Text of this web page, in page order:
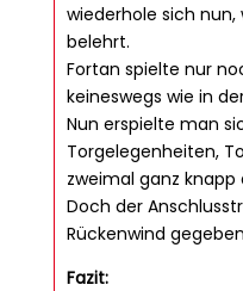
wiederhole sich nun,
belehrt.
Fortan spielte nur
keineswegs wie in
Nun erspielte man
Torgelegenheiten,
zweimal ganz knapp
Doch der
Rückenwind
Fazit: